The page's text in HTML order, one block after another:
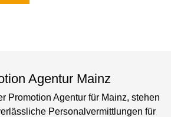
Agentur Mainz
Promotion Agentur für Mainz, stehen
Personalvermittlungen für